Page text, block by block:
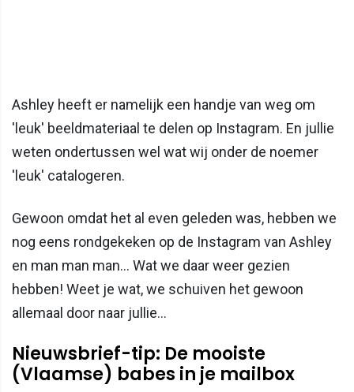
Ashley heeft er namelijk een handje van weg om
'leuk' beeldmateriaal te delen op Instagram. En jullie
weten ondertussen wel wat wij onder de noemer
'leuk' catalogeren.
Gewoon omdat het al even geleden was, hebben we
nog eens rondgekeken op de Instagram van Ashley
en man man man... Wat we daar weer gezien
hebben! Weet je wat, we schuiven het gewoon
allemaal door naar jullie...
Nieuwsbrief-tip: De mooiste
(Vlaamse) babes in je mailbox